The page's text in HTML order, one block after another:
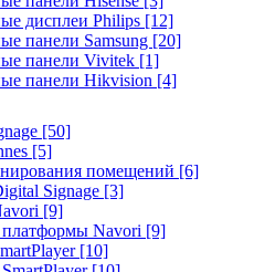
дисплеи Philips [12]
панели Samsung [20]
панели Vivitek [1]
панели Hikvision [4]
[50]
[5]
помещений [6]
Signage [3]
[9]
платформы Navori [9]
[10]